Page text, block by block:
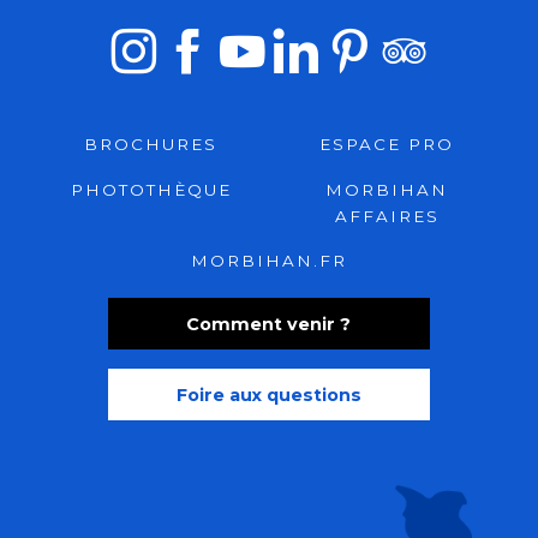
Comment venir ?
Foire aux questions
BROCHURES ESPACE PRO
PHOTOTHÈQUE
MORBIHAN
AFFAIRES
MORBIHAN.FR